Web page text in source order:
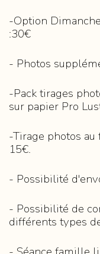
-Option
:30€
- Photos
-Pack tirages
sur papier Pro
-Tirage photos
15€.
- Possibilité
- Possibilité de
différents types